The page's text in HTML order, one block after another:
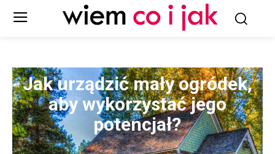
Jak urządzić mały ogródek,
aby wykorzystać jego
potencjał?